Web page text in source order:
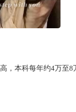
，本科每年约4万至